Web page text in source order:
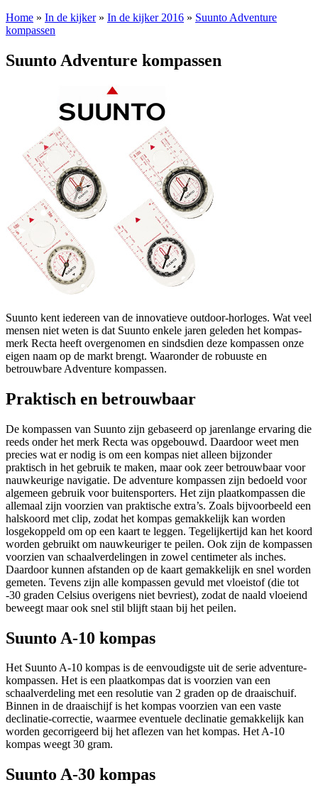
Home » In de kijker» In de kijker 2016 » Suunto Adventure
kompassen
Suunto Adventure kompassen
Suunto kent iedereen van de innovatieve outdoor-horloges. Wat veel
mensen niet weten is dat Suunto enkele jaren geleden het kompas-
merk Recta heeft overgenomen en sindsdien deze kompassen onze
eigen naam op de markt brengt. Waaronder de robuuste en
betrouwbare Adventure kompassen.
Praktisch en betrouwbaar
De kompassen van Suunto zijn gebaseerd op jarenlange ervaring die
reeds onder het merk Recta was opgebouwd. Daardoor weet men
precies wat er nodig is om een kompas niet alleen bijzonder
praktisch in het gebruik te maken, maar ook zeer betrouwbaar voor
nauwkeurige navigatie. De adventure kompassen zijn bedoeld voor
algemeen gebruik voor buitensporters. Het zijn plaatkompassen die
allemaal zijn voorzien van praktische extra’s. Zoals bijvoorbeeld een
halskoord met clip, zodat het kompas gemakkelijk kan worden
losgekoppeld om op een kaart te leggen. Tegelijkertijd kan het koord
worden gebruikt om nauwkeuriger te peilen. Ook zijn de kompassen
voorzien van schaalverdelingen in zowel centimeter als inches.
Daardoor kunnen afstanden op de kaart gemakkelijk en snel worden
gemeten. Tevens zijn alle kompassen gevuld met vloeistof (die tot
-30 graden Celsius overigens niet bevriest), zodat de naald vloeiend
beweegt maar ook snel stil blijft staan bij het peilen.
Suunto A-10 kompas
Het Suunto A-10 kompas is de eenvoudigste uit de serie adventure-
kompassen. Het is een plaatkompas dat is voorzien van een
schaalverdeling met een resolutie van 2 graden op de draaischuif.
Binnen in de draaischijf is het kompas voorzien van een vaste
declinatie-correctie, waarmee eventuele declinatie gemakkelijk kan
worden gecorrigeerd bij het aflezen van het kompas. Het A-10
kompas weegt 30 gram.
Suunto A-30 kompas